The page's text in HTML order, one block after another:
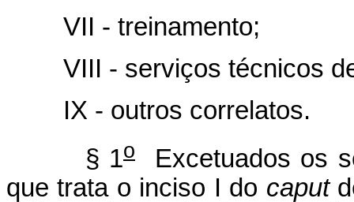
VII - treinamento;
VIII - serviços técnicos
IX - outros correlatos.
§ 1o
Excetuados os
que trata o inciso I do caput